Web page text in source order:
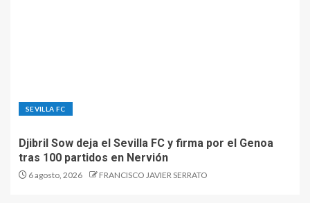
SEVILLA FC
Djibril Sow deja el Sevilla FC y firma por el Genoa
tras 100 partidos en Nervión
6 agosto, 2026 FRANCISCO JAVIER SERRATO